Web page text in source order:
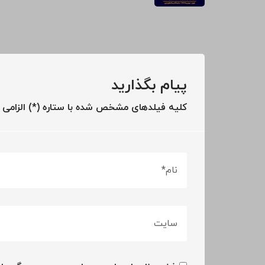
پیام بگذارید
کلیه فیلدهای مشخص شده با ستاره (*)